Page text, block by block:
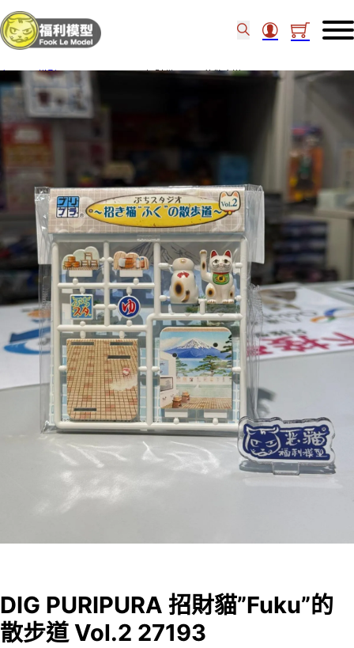
模型 / DIG PURIPURA 招財貓”Fuku”的散步道 Vol.2 27193
DIG PURIPURA 招財貓”Fuku”的
散步道 Vol.2 27193